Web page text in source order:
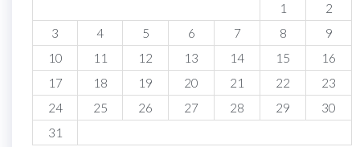
1
2
3
4 5 6 7 8
9
10
11 12 13 14 15
16
17
18 19 20 21 22
23
24
25 26 27 28 29
30
31